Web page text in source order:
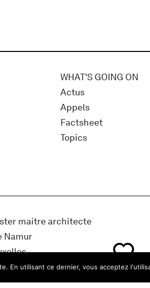
WHAT'S GOING ON
Actus
Appels
Factsheet
Topics
maitre architecte
Namur
En utilisant ce dernier, vous acceptez